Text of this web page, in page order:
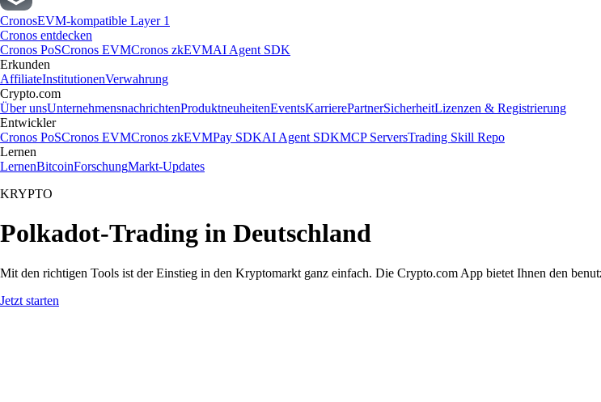
CronosEVM-kompatible Layer 1
Cronos entdecken
Cronos PoSCronos EVMCronos zkEVMAI Agent SDK
Erkunden
AffiliateInstitutionenVerwahrung
Crypto.com
Über unsUnternehmensnachrichtenProduktneuheitenEventsKarrierePartnerSicherheitLizenzen & Registrierung
Entwickler
Cronos PoSCronos EVMCronos zkEVMPay SDKAI Agent SDKMCP ServersTrading Skill Repo
Lernen
LernenBitcoinForschungMarkt-Updates
KRYPTO
Polkadot-Trading in Deutschland
Mit den richtigen Tools ist der Einstieg in den Kryptomarkt ganz einfach. Die Crypto.com App bietet Ihnen den
Jetzt starten